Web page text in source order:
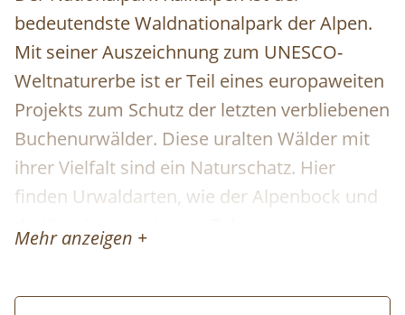
bedeutendste Waldnationalpark der Alpen.
Mit seiner Auszeichnung zum UNESCO-
Weltnaturerbe ist er Teil eines europaweiten
Projekts zum Schutz der letzten verbliebenen
Buchenurwälder. Diese uralten Wälder mit
ihrer Vielfalt sind ein Naturschatz. Hier
finden Urwaldarten, wie der Alpenbock und
Weißrückenspecht, ein Zuhause.
erforderlich)
Mehr anzeigen +